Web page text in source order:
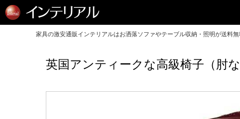
家具の激安通販インテリアルはお洒落ソファやテーブル収納・照明が送料無
英国アンティークな高級椅子（肘